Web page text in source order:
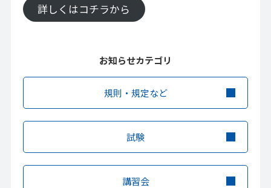
詳しくはコチラから
お知らせカテゴリ
規則・規定など
試験
講習会